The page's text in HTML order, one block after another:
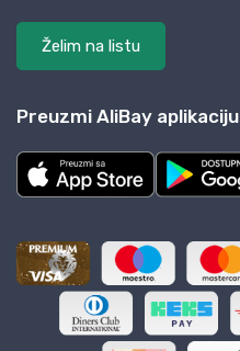
Želim na listu
Preuzmi AliBay aplikaciju